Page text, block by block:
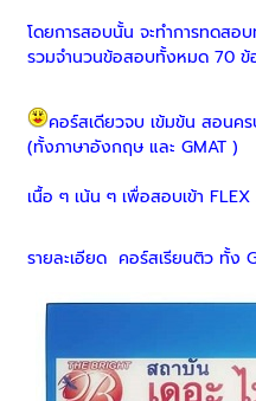
โดยการสอบนั้น จะทำการทดสอ
รวมจำนวนข้อสอบทั้งหมด 70 ข้
คอร์สเดียวจบ เข้มข้น สอนค
(ทั้งภาษาอังกฤษ และ GMAT )
เนื้อ ๆ เน้น ๆ เพื่อสอบเข้า
รายละเอียด คอร์สเรียนติว ทั้ง